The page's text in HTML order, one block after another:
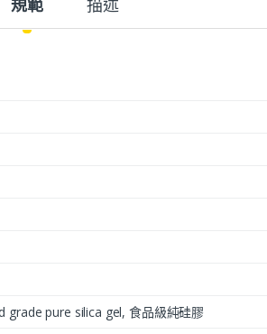
規範 描述
grade pure silica gel, 食品級純硅膠